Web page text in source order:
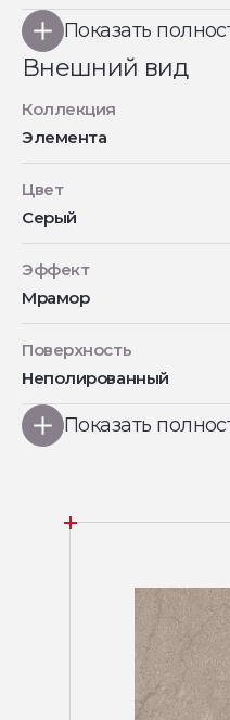
Показать
Внешний вид
Коллекция
Элемента
Цвет
Серый
Эффект
Мрамор
Поверхность
Неполированный
Показать